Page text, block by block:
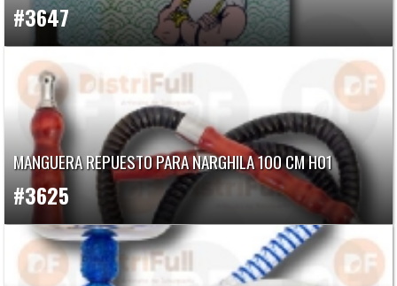
#3647
MANGUERA REPUESTO PARA NARGHILA 100 CM H01
#3625